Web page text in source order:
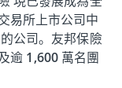
易所上市公司中
公司。友邦保險
逾 1,600萬名團